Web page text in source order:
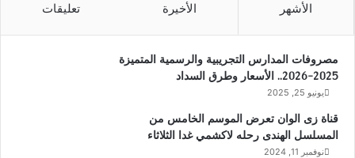
الأشهر الأخيرة تعليقات
مصروفات المدارس التجريبية والرسمية المتميزة
2025-2026.. الأسعار وطرق السداد
يونيو 25, 2025
قناة زى الوان تعرض الموسم الخامس من
المسلسل الهندى رحله لاكشمي غدا الثلاثاء
نوفمبر 11, 2024